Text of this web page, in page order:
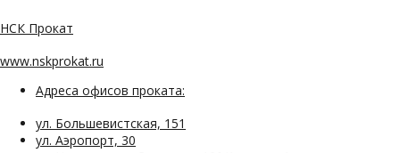
НСК Прокат
www.nskprokat.ru
Адреса офисов проката:
ул. Большевистская, 151
ул. Аэропорт, 30